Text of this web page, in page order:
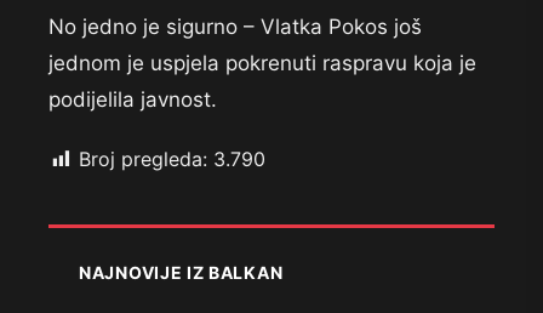
No jedno je sigurno – Vlatka Pokos još
jednom je uspjela pokrenuti raspravu koja je
podijelila javnost.
Broj pregleda: 3.790
NAJNOVIJE IZ BALKAN